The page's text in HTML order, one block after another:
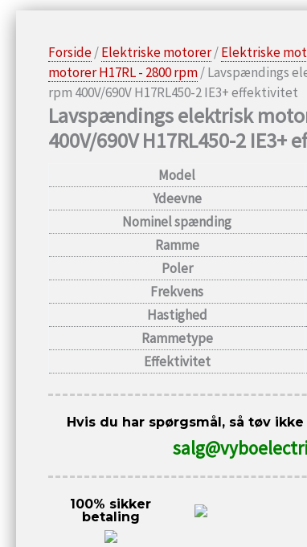
Forside/Elektriske motorer/Elektriske
motorer H17RL - 2800 rpm/ Lavspændings
rpm 400V/690V H17RL450-2 IE3+ effektivitet
Lavspændings elektrisk
400V/690V H17RL450-2 IE3+
Model
Ydeevne
Nominel spænding
Ramme
Poler
Frekvens
Hastighed
Rammetype
Effektivitet
Hvis du har spørgsmål, så tøv
100% sikker
betaling